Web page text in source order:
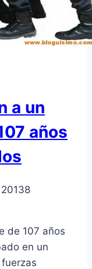
a un
años
8
de 107 años
en un